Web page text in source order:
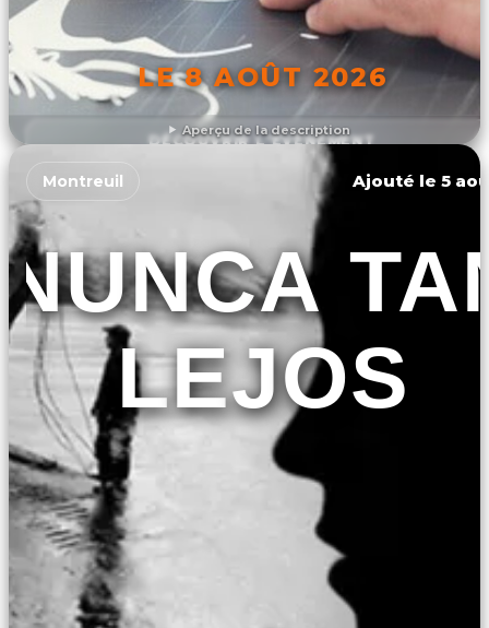
Aperçu de la description
LE 8 AOÛT 2026
DÉCOUVRIR L'ÉVÉNEMENT
Montreuil Ajouté le 5
NUNCA
LEJOS